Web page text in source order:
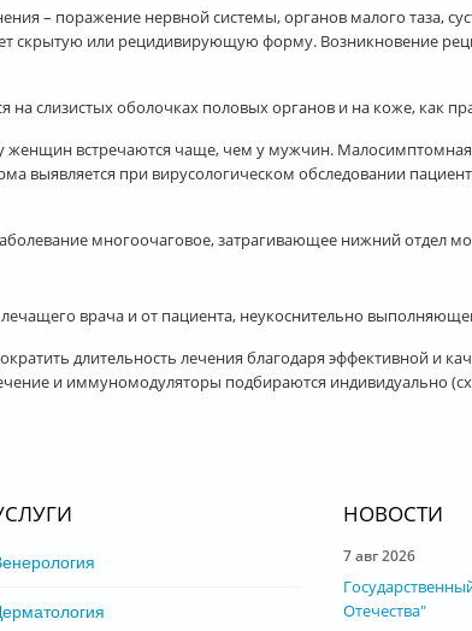
– поражение нервной системы, органов малого таза,
скрытую или рецидивирующую форму. Возникновение
слизистых оболочках половых органов и на коже, как
встречаются чаще, чем у мужчин.
выявляется при вирусологическом обследовании
многоочаговое, затрагивающее нижний отдел
врача и от пациента, неукоснительно
длительность лечения благодаря эффективной и
и иммуномодуляторы подбираются индивидуально
НОВОСТИ
7 авг 2026
Отечества"